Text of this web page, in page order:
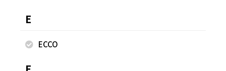
E
ECCO